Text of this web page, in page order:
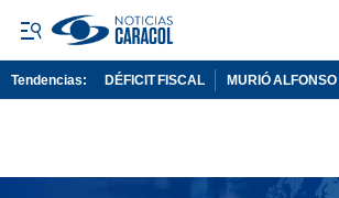
Tendencias: DÉFICIT FISCAL MURIÓ